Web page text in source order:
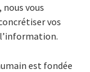
vous
vos
est fondée